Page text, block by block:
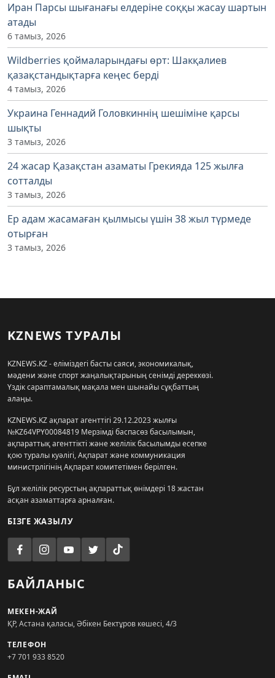
Иран Парсы шығанағы елдеріне соққы жасау шартын
атады
6 тамыз, 2026
Wildberries қоймаларындағы өрт: Шакқалиев
қазақстандықтарға кеңес берді
4 тамыз, 2026
Украина Геннадий Головкиннің шешіміне қарсы
шықты
3 тамыз, 2026
24 жасар Қазақстан азаматы Грекияда 125 жылға
сотталды
3 тамыз, 2026
Ер адам жасамаған қылмысы үшін 38 жыл түрмеде
отырған
3 тамыз, 2026
KZNEWS ТУРАЛЫ
KZNEWS.KZ - еліміздегі басты саяси, экономикалық,
мәдени және спорт жаңалықтарының сенімді дереккөзі.
Үздік сараптамалық мақала мен шынайы сұқбаттың
алаңы.
KZNEWS.KZ ақпарат агенттігі 29.12.2023 жылғы
№KZ64VPY00084819 Мерзімді баспасөз басылымын,
ақпараттық агенттікті және желілік басылымды есепке
қою туралы куәлігі, Ақпарат және коммуникация
министрлігінің Ақпарат комитетімен берілген.
Бұл желілік ресурстың ақпараттық өнімдері 18 жастан
асқан азаматтарға арналған.
БІЗГЕ ЖАЗЫЛУ
БАЙЛАНЫС
МЕКЕН-ЖАЙ
ҚР, Астана қаласы, Әбікен Бектұров көшесі, 4/3
ТЕЛЕФОН
+7 701 933 8520